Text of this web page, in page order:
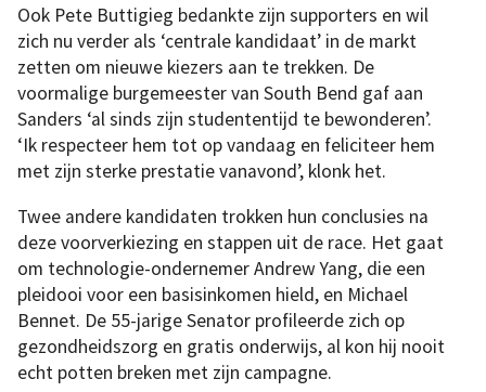
Ook Pete Buttigieg bedankte zijn supporters en wil
zich nu verder als ‘centrale kandidaat’ in de markt
zetten om nieuwe kiezers aan te trekken. De
voormalige burgemeester van South Bend gaf aan
Sanders ‘al sinds zijn studententijd te bewonderen’.
‘Ik respecteer hem tot op vandaag en feliciteer hem
met zijn sterke prestatie vanavond’, klonk het.
Twee andere kandidaten trokken hun conclusies na
deze voorverkiezing en stappen uit de race. Het gaat
om technologie-ondernemer Andrew Yang, die een
pleidooi voor een basisinkomen hield, en Michael
Bennet. De 55-jarige Senator profileerde zich op
gezondheidszorg en gratis onderwijs, al kon hij nooit
echt potten breken met zijn campagne.